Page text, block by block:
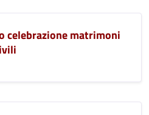
celebrazione matrimoni